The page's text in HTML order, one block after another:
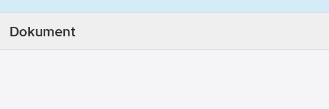
Dokument